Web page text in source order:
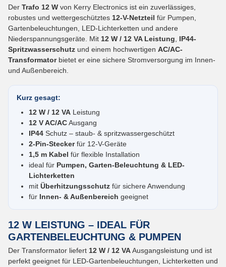
Der Trafo 12 W von Kerry Electronics ist ein zuverlässiges,
robustes und wettergeschütztes 12-V-Netzteil für Pumpen,
Gartenbeleuchtungen, LED-Lichterketten und andere
Niederspannungsgeräte. Mit 12 W / 12 VA Leistung, IP44-
Spritzwasserschutz und einem hochwertigen AC/AC-
Transformatorbietet er eine sichere Stromversorgung im Innen-
und Außenbereich.
Kurz gesagt:
12 W / 12 VALeistung
12 V AC/ACAusgang
IP44Schutz – staub- & spritzwassergeschützt
2-Pin-Steckerfür 12-V-Geräte
1,5 m Kabel für flexible Installation
ideal fürPumpen, Garten-Beleuchtung & LED-
Lichterketten
mit Überhitzungsschutzfür sichere Anwendung
für Innen- & Außenbereich geeignet
12 W LEISTUNG – IDEAL FÜR
GARTENBELEUCHTUNG & PUMPEN
Der Transformator liefert 12 W / 12 VAAusgangsleistung und ist
perfekt geeignet für LED-Gartenbeleuchtungen, Lichterketten und